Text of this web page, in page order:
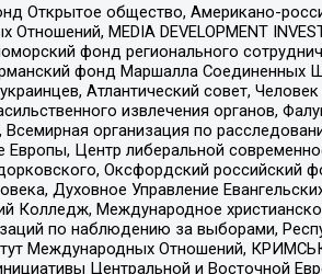
Открытое общество, Американо-
MEDIA DEVELOPMENT
фонд регионального
фонд Маршалла Соединенных
Атлантический совет,
извлечения органов,
организация по
Европы, Центр либеральной
Оксфордский российский
Духовное Управление
Колледж, Международное
по наблюдению за выборами,
Международных Отношений,
Центральной и Восточной